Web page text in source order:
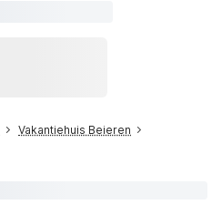
Vakantiehuis Beieren